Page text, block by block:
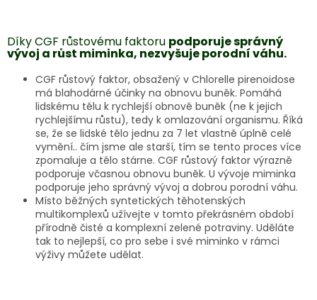
Díky CGF růstovému faktoru podporuje správný
vývoj a růst miminka, nezvyšuje porodní váhu.
CGF růstový faktor, obsažený v Chlorelle pirenoidose
má blahodárné účinky na obnovu buněk. Pomáhá
lidskému tělu k rychlejší obnově buněk (ne k jejich
rychlejšímu růstu), tedy k omlazování organismu. Říká
se, že se lidské tělo jednu za 7 let vlastně úplně celé
vymění.. čím jsme ale starší, tím se tento proces více
zpomaluje a tělo stárne. CGF růstový faktor výrazně
podporuje včasnou obnovu buněk. U vývoje miminka
podporuje jeho správný vývoj a dobrou porodní váhu.
Místo běžných syntetických těhotenských
multikomplexů užívejte v tomto překrásném období
přírodně čisté a komplexní zelené potraviny. Uděláte
tak to nejlepší, co pro sebe i své miminko v rámci
výživy můžete udělat.